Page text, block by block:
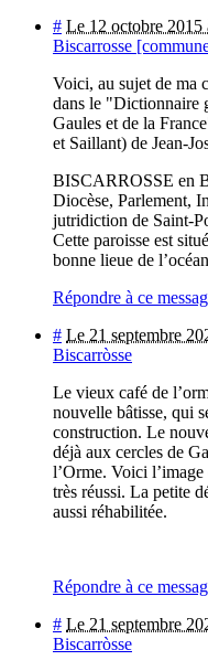
# Le 12 octobre 2015
Biscarrosse
Voici, au sujet de ma
dans le "Dictionnaire
Gaules et de la
et Saillant) de Jean-
BISCARROSSE en
Diocèse, Parlement,
jutridiction de Saint-
Cette paroisse est
bonne lieue de
Répondre à ce
# Le 21 septembre
Biscarròsse
Le vieux café de
nouvelle bâtisse, qui
construction. Le
déjà aux cercles de
l’Orme. Voici l’image
très réussi. La petite
aussi réhabilitée.
Répondre à ce
# Le 21 septembre
Biscarròsse